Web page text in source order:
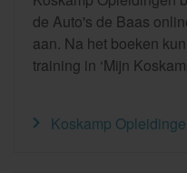
de Auto's de Baas
aan. Na het boeken
training in ‘Mijn
Koskamp